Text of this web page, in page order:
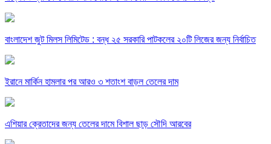
বাংলাদেশ জুট মিলস লিমিটেড : বন্ধ ২৫ সরকারি পাটকলের ২০টি লিজের জন্য নির্বাচিত
ইরানে মার্কিন হামলার পর আরও ৩ শতাংশ বাড়ল তেলের দাম
এশিয়ার ক্রেতাদের জন্য তেলের দামে বিশাল ছাড় সৌদি আরবের